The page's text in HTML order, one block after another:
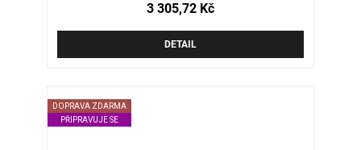
3 305,72 Kč
DETAIL
DOPRAVA ZDARMA
PŘIPRAVUJE SE